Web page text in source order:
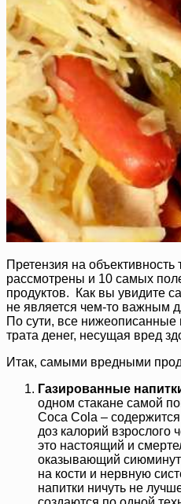
Претензия на
рассмотрены и 10 самых
продуктов. Как вы увидите
не является чем-то важным
По сути, все нижеописанные
трата денег, несущая вред
Итак, самыми вредными
Газированные
одном стакане самой
Coca Cola –
доз калорий взрослого
это настоящий и
оказывающий
на кости и нервную
напитки ничуть не